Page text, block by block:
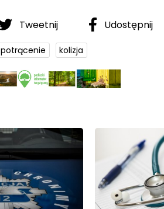
Tweetnij Udostępnij
potrącenie kolizja